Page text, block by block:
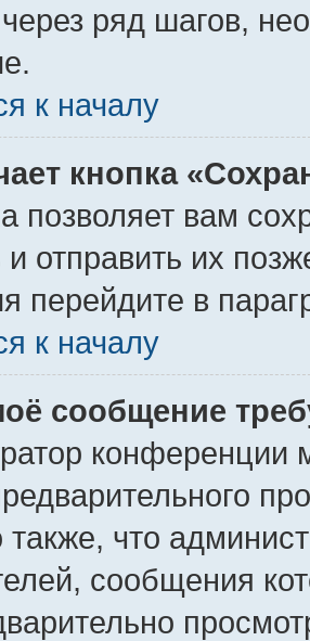
ряд шагов,
к началу
кнопка
позволяет вам
и отправить их
перейдите в
к началу
сообщение
конференции
что
сообщения